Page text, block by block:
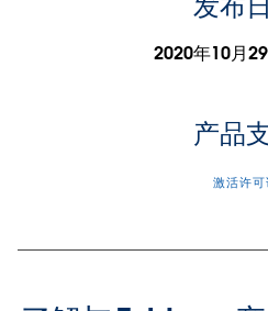
2020年10月
产品
激活许可